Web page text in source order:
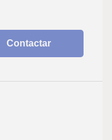
Contactar